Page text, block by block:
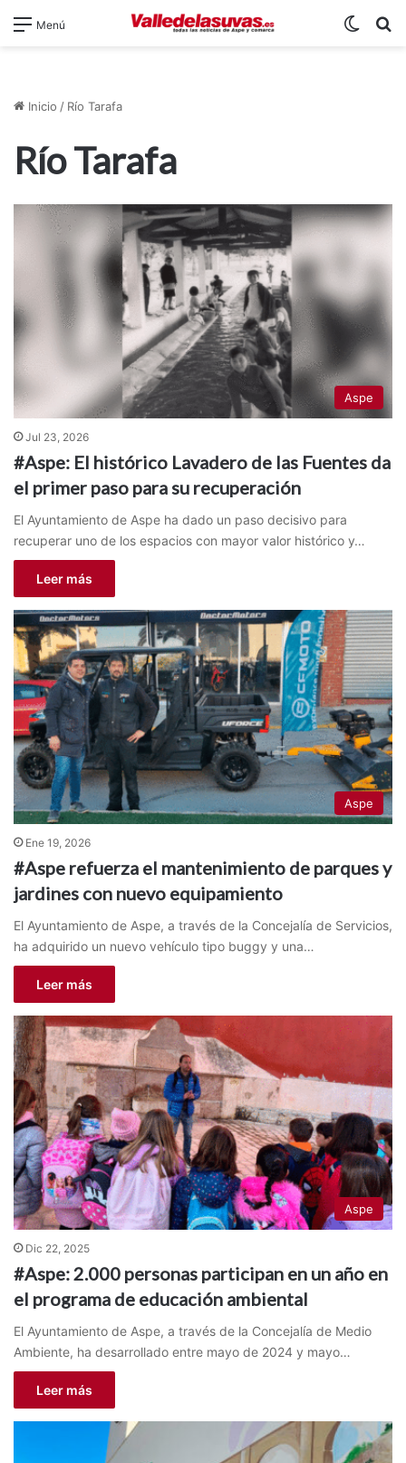
Menú
Inicio / Río Tarafa
Río Tarafa
Aspe
Jul 23, 2026
#Aspe: El histórico Lavadero de las Fuentes da
el primer paso para su recuperación
El Ayuntamiento de Aspe ha dado un paso decisivo para
recuperar uno de los espacios con mayor valor histórico y…
Leer más
Aspe
Ene 19, 2026
#Aspe refuerza el mantenimiento de parques y
jardines con nuevo equipamiento
El Ayuntamiento de Aspe, a través de la Concejalía de Servicios,
ha adquirido un nuevo vehículo tipo buggy y una…
Leer más
Aspe
Dic 22, 2025
#Aspe: 2.000 personas participan en un año en
el programa de educación ambiental
El Ayuntamiento de Aspe, a través de la Concejalía de Medio
Ambiente, ha desarrollado entre mayo de 2024 y mayo…
Leer más